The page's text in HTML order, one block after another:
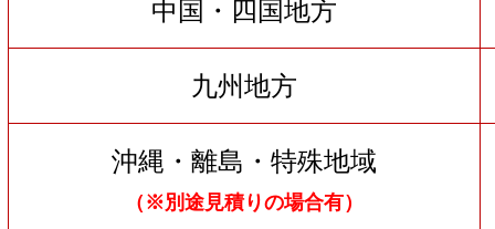
中国・四国地方
九州地方
沖縄・離島・特殊地域
（※別途見積りの場合有）